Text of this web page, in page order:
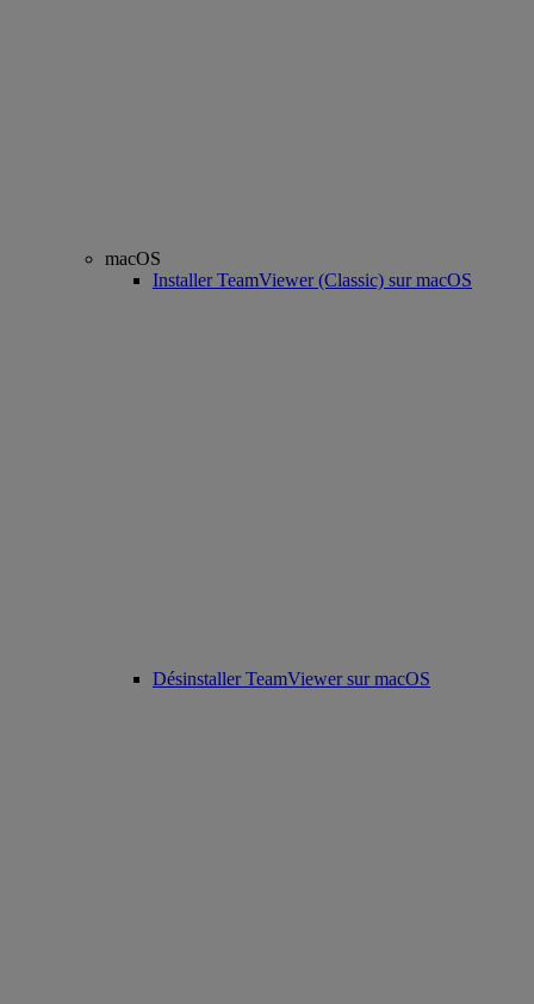
macOS
Installer TeamViewer (Classic) sur macOS
Désinstaller TeamViewer sur macOS